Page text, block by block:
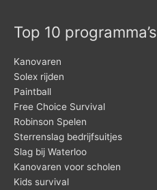
Top 10 programma’s
Kanovaren
Solex rijden
Paintball
Free Choice Survival
Robinson Spelen
Sterrenslag bedrijfsuitjes
Slag bij Waterloo
Kanovaren voor scholen
Kids survival